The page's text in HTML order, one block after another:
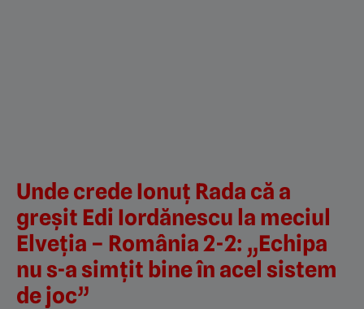
Unde crede Ionuț Rada că a
greșit Edi Iordănescu la meciul
Elveția – România 2-2: „Echipa
nu s-a simțit bine în acel sistem
de joc”